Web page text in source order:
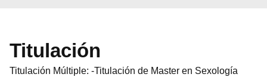
Titulación
Titulación Múltiple: -Titulación de Master en Sexología